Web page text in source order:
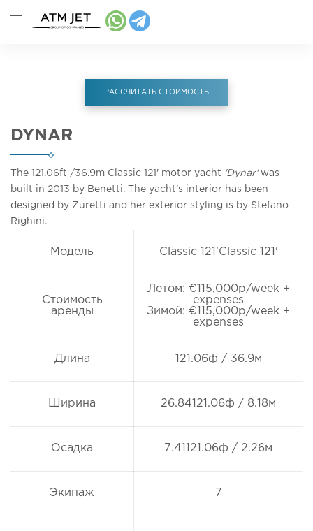
РАССЧИТАТЬ СТОИМОСТЬ
DYNAR
The 121.06ft /36.9m Classic 121' motor yacht 'Dynar'was
built in 2013 by Benetti. The yacht's interior has been
designed by Zuretti and her exterior styling is by Stefano
Righini.
Модель Classic 121'Classic 121'
Стоимость
аренды
Летом: €115,000p/week +
expenses
Зимой: €115,000p/week +
expenses
Длина 121.06ф / 36.9м
Ширина 26.84121.06ф / 8.18м
Осадка 7.41121.06ф / 2.26м
Экипаж 7